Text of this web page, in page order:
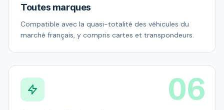
Toutes marques
Compatible avec la quasi-totalité des véhicules du
marché français, y compris cartes et transpondeurs.
06